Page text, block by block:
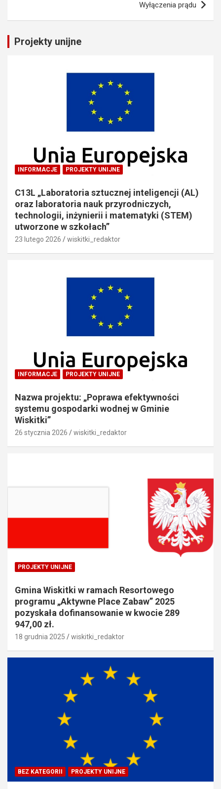
Wyłączenia prądu
Projekty unijne
INFORMACJE PROJEKTY UNIJNE
C13L „Laboratoria sztucznej inteligencji (AL)
oraz laboratoria nauk przyrodniczych,
technologii, inżynierii i matematyki (STEM)
utworzone w szkołach”
23 lutego 2026 wiskitki_redaktor
INFORMACJE PROJEKTY UNIJNE
Nazwa projektu: „Poprawa efektywności
systemu gospodarki wodnej w Gminie
Wiskitki”
26 stycznia 2026 wiskitki_redaktor
PROJEKTY UNIJNE
Gmina Wiskitki w ramach Resortowego
programu „Aktywne Place Zabaw” 2025
pozyskała dofinansowanie w kwocie 289
947,00 zł.
18 grudnia 2025 wiskitki_redaktor
BEZ KATEGORII PROJEKTY UNIJNE